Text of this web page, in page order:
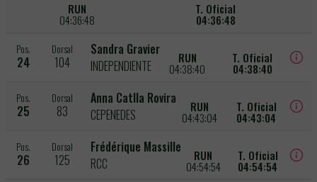
RUN
04:36:48
T. Oficial
04:36:48
Pos.
24
Dorsal
104
Sandra Gravier
INDEPENDIENTE
RUN
04:38:40
T. Oficial
04:38:40
Pos.
25
Dorsal
83
Anna Catlla Rovira
CEPENEDES
RUN
04:43:04
T. Oficial
04:43:04
Pos.
26
Dorsal
125
Frédérique Massille
RCC
RUN
04:54:54
T. Oficial
04:54:54